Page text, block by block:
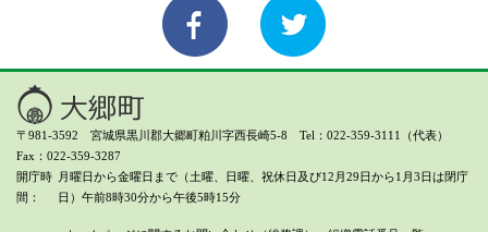
〒981-3592 宮城県黒川郡大郷町粕川字西長崎5-8 Tel：022-359-3111（代表）
Fax：022-359-3287
開庁時
間
月曜日から金曜日まで（土曜、日曜、祝休日及び12月29日から1月3日は閉庁
日） 午前8時30分から午後5時15分